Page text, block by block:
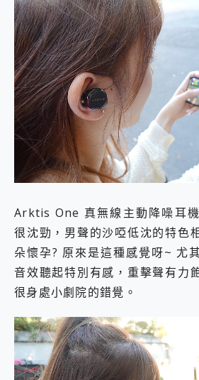
Arktis One 真無線主動降噪耳
很沈勁，男聲的沙啞低沈的特色
朵懷孕? 原來是這種感覺呀~ 尤
音效聽起特別有感，重擊聲有力
很身處小劇院的錯覺。